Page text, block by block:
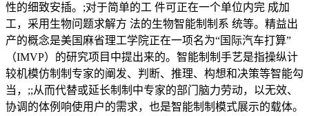
性的细致安插。;对于简单的工 件可正在一个单位内完 成加
工，采用生物问题求解方 法的生物智能制制系 统等。精益出
产的概念是美国麻省理工学院正在一项名为“国际汽车打算”
（IMVP）的研究项目中提出来的。智能制制手艺是指操纵计
较机模仿制制专家的阐发、判断、推理、构想和决策等智能勾
当，;;从而代替或延长制制中专家的部门脑力劳动，以无效、
协调的体例响使用户的需求，也是智能制制模式展示的载体。